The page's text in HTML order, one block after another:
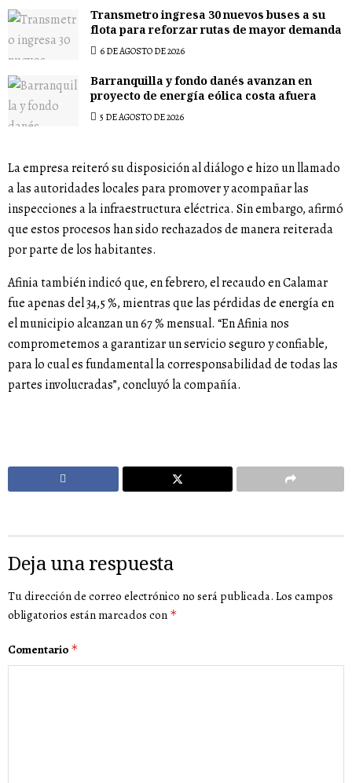
Transmetro ingresa 30 nuevos buses a su
flota para reforzar rutas de mayor demanda
6 DE AGOSTO DE 2026
Barranquilla y fondo danés avanzan en
proyecto de energía eólica costa afuera
5 DE AGOSTO DE 2026
La empresa reiteró su disposición al diálogo e hizo un llamado
a las autoridades locales para promover y acompañar las
inspecciones a la infraestructura eléctrica. Sin embargo, afirmó
que estos procesos han sido rechazados de manera reiterada
por parte de los habitantes.
Afinia también indicó que, en febrero, el recaudo en Calamar
fue apenas del 34,5 %, mientras que las pérdidas de energía en
el municipio alcanzan un 67 % mensual. “En Afinia nos
comprometemos a garantizar un servicio seguro y confiable,
para lo cual es fundamental la corresponsabilidad de todas las
partes involucradas”, concluyó la compañía.
Deja una respuesta
Tu dirección de correo electrónico no será publicada. Los campos
obligatorios están marcados con *
Comentario *